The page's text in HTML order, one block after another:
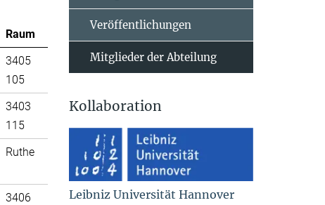
Raum
3405
105
3403
115
Ruthe
3406
Veröffentlichungen
Mitglieder der Abteilung
Kollaboration
Leibniz Universität Hannover